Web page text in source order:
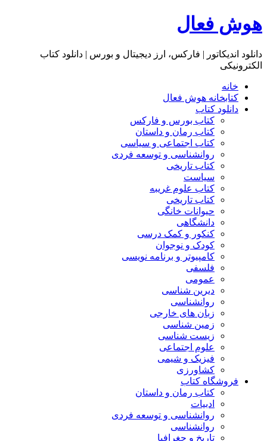
هوش فعال
دانلود اندیکاتور | فارکس، ارز دیجیتال و بورس | دانلود کتاب
الکترونیکی
خانه
کتابخانه هوش فعال
دانلود کتاب
کتاب بورس و فارکس
کتاب رمان و داستان
کتاب اجتماعی و سیاسی
روانشناسی و توسعه فردی
کتاب تاریخی
سیاست
کتاب علوم غریبه
کتاب تاریخی
حیوانات خانگی
دانشگاهی
کنکور و کمک‌ درسی
کودک و نوجوان
کامپیوتر و برنامه نویسی
فلسفی
عمومی
دیرین شناسی
روانشناسی
زبان های خارجی
زمین شناسی
زیست شناسی
علوم اجتماعی
فیزیک و شیمی
کشاورزی
فروشگاه کتاب
کتاب رمان و داستان
ادبیات
روانشناسی و توسعه فردی
روانشناسی
تاریخ و جغرافیا